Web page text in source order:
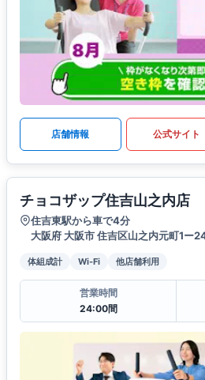
店舗情報 公式サイト
チョコザップ住吉山之内店
住吉東駅から車で4分
大阪府 大阪市 住吉区山之内元町1ー
体組成計 Wi-Fi 他店舗利用
営業時間
24:00間